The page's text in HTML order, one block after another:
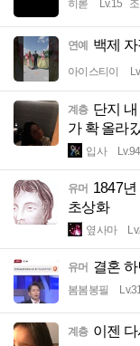
히롣 Lv.15
연예 백제
아이스티이
계층 단지
가 확 올라
입사 Lv.94
유머 1847
초상화
옆사마
유머 결혼
봄봄봉필
계층 이젠